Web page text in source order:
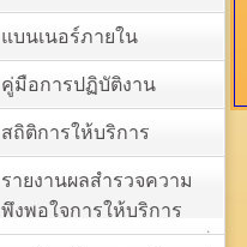
แบนเนอร์ภายใน
คู่มือการปฏิบัติงาน
สถิติการให้บริการ
รายงานผลสำรวจความ
พึงพอใจการให้บริการ